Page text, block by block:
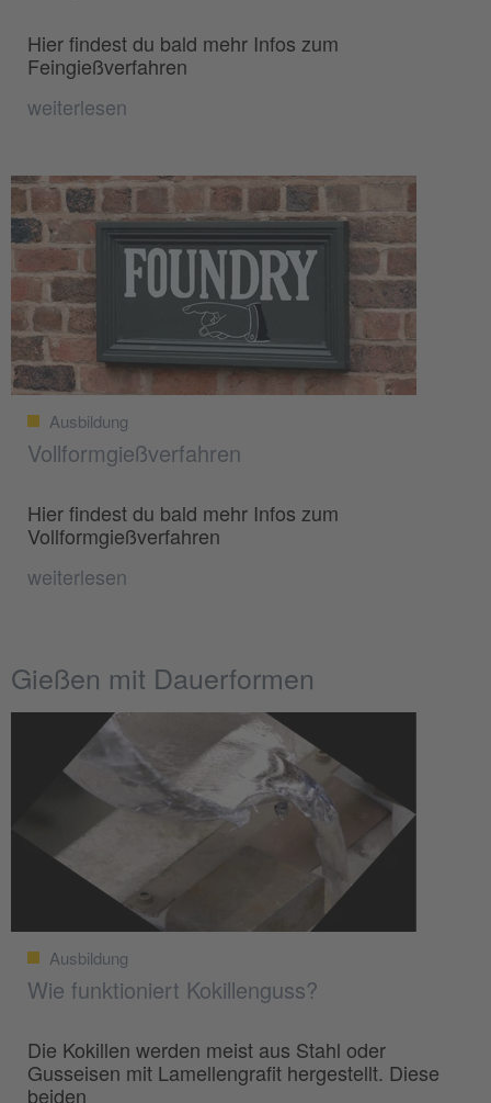
Hier findest du bald mehr Infos zum
Feingießverfahren
weiterlesen
Ausbildung
Vollformgießverfahren
Hier findest du bald mehr Infos zum
Vollformgießverfahren
weiterlesen
Gießen mit Dauerformen
Ausbildung
Wie funktioniert Kokillenguss?
Die Kokillen werden meist aus Stahl oder
Gusseisen mit Lamellengrafit hergestellt. Diese
beiden